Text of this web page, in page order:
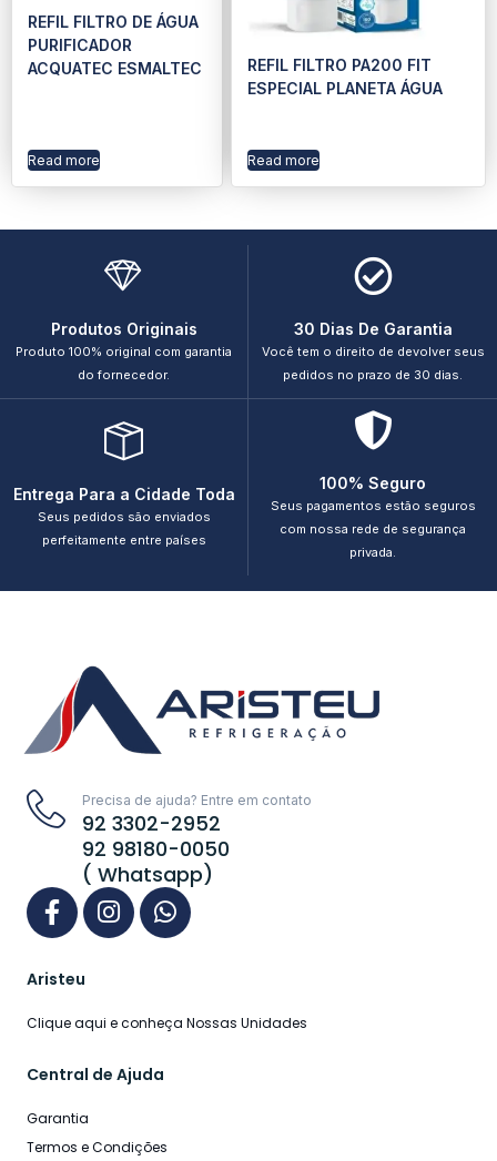
REFIL FILTRO DE ÁGUA
PURIFICADOR
ACQUATEC ESMALTEC
Read more
REFIL FILTRO PA200 FIT
ESPECIAL PLANETA ÁGUA
Read more
Produtos Originais
Produto 100% original com garantia
do fornecedor.
30 Dias De Garantia
Você tem o direito de devolver seus
pedidos no prazo de 30 dias.
Entrega Para a Cidade Toda
Seus pedidos são enviados
perfeitamente entre países
100% Seguro
Seus pagamentos estão seguros
com nossa rede de segurança
privada.
Precisa de ajuda? Entre em contato
92 3302-2952
92 98180-0050
( Whatsapp)
Aristeu
Clique aqui e conheça Nossas Unidades
Central de Ajuda
Garantia
Termos e Condições